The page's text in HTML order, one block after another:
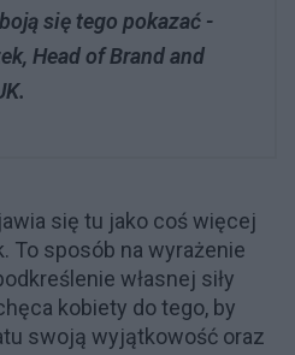
się tego pokazać -
Head of Brand and
się tu jako coś więcej
To sposób na wyrażenie
własnej siły
kobiety do tego, by
swoją wyjątkowość oraz